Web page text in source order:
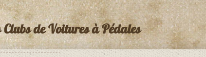
de Voitures à Pédales